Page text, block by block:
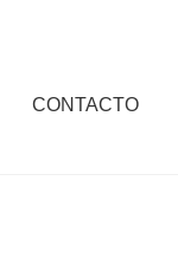
CONTACTO